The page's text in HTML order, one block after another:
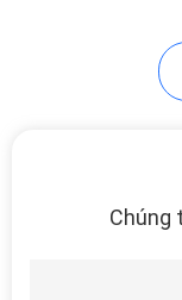
Chúng